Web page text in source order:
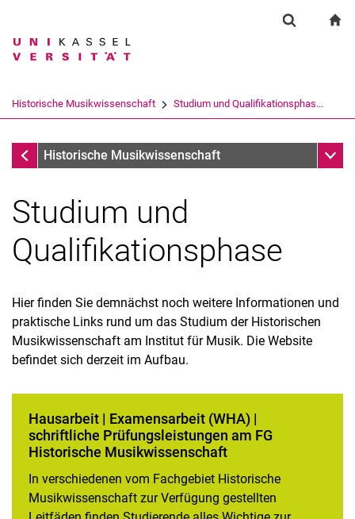
Springe direkt zu: Inhalt
Springe direkt zu: Suche
Springe direkt zu:
Suchbegriff
Suchen (öffnet externen Link in einem
Historische Musikwissenschaft Studium und Qualifikationsphas...
Historische Musikwissenschaft
Historische Musikwissenschaft
Außerschulische Berufspraxis
Studium und
Qualifikationsphase
Hier finden Sie demnächst noch weitere Informationen und
praktische Links rund um das Studium der Historischen
Musikwissenschaft am Institut für Musik. Die Website
befindet sich derzeit im Aufbau.
Hausarbeit | Examensarbeit (WHA) |
schriftliche Prüfungsleistungen am FG
Historische Musikwissenschaft
In verschiedenen vom Fachgebiet Historische
Musikwissenschaft zur Verfügung gestellten